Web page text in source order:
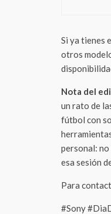
Si ya tienes
otros
Nota del
un rato de
fútbol con
personal:
esa sesión
Para
#Sony